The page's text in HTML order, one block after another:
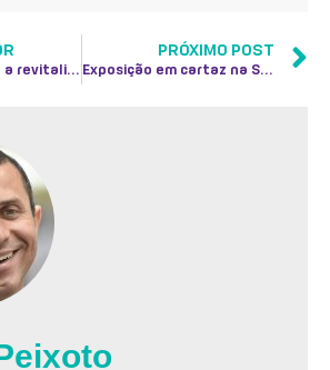
Sinal verde para a revitalização do Canto de Itaipu
PRÓXIMO POST
Exposição em cartaz na Sociedade Fluminense de Fotografia mostra o drama da hanseníase no país